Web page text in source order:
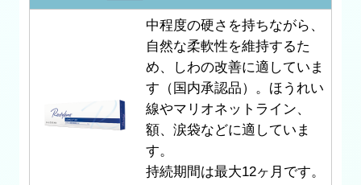
中程度の硬さを持ちながら、
自然な柔軟性を維持するた
め、しわの改善に適していま
す（国内承認品）。ほうれい
線やマリオネットライン、
額、涙袋などに適していま
す。
持続期間は最大12ヶ月です。